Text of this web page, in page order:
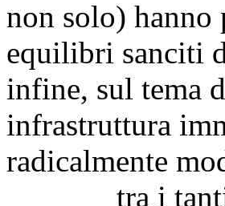
non solo) hanno
equilibri sanciti
infine, sul tema
infrastruttura
radicalmente
tra i tanti